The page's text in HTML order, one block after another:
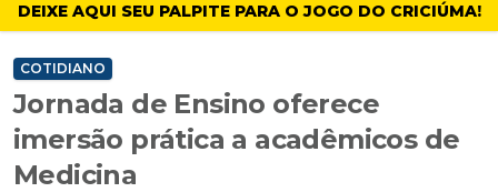
DEIXE AQUI SEU PALPITE PARA O JOGO DO CRICIÚMA!
COTIDIANO
Jornada de Ensino oferece
imersão prática a acadêmicos de
Medicina